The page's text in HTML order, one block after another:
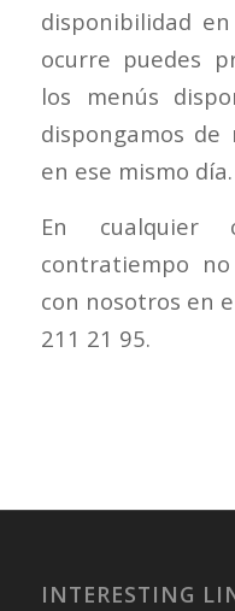
disponibilidad
ocurre puedes
los menús
dispongamos
en ese mismo día.
En cualquier
contratiempo
con nosotros en
211 21 95.
INTERESTING